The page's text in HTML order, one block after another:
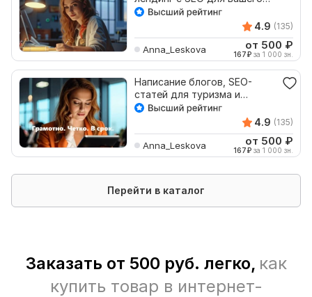
сайта про туризм
4.9 (135)
Anna_Leskova от 500 ₽
167₽ за 1 000 зн.
Написание блогов, SEO-
статей для туризма и
путешествий, лендинги
4.9 (135)
Anna_Leskova от 500 ₽
167₽ за 1 000 зн.
Перейти в каталог
Заказать от 500 руб. легко, как
купить товар в интернет-